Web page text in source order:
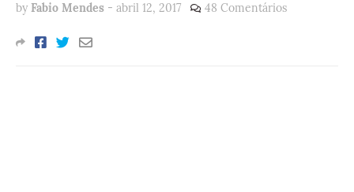
by Fabio Mendes - abril 12, 2017 48 Comentários